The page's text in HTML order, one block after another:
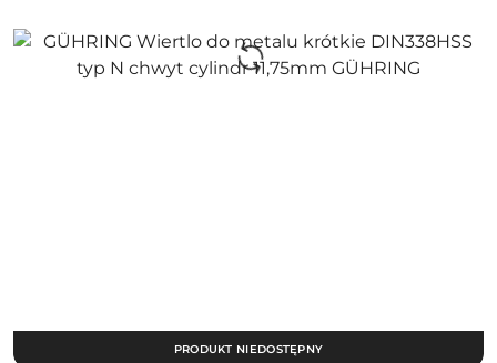
PRODUKT NIEDOSTĘPNY